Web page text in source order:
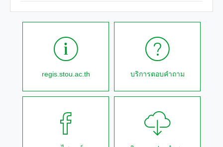
regis.stou.ac.th บริการตอบคำถาม